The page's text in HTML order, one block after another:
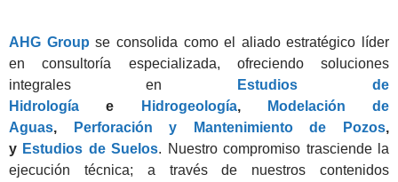
AHG Group se consolida como el aliado estratégico líder
en consultoría especializada, ofreciendo soluciones
integrales en
Estudios de
Hidrología e Hidrogeología,
Modelación de
Aguas, Perforación y Mantenimiento de Pozos,
y Estudios de Suelos. Nuestro compromiso trasciende la
ejecución técnica; a través de nuestros contenidos